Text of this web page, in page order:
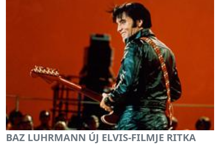
BAZ LUHRMANN ÚJ ELVIS-FILMJE RITKA